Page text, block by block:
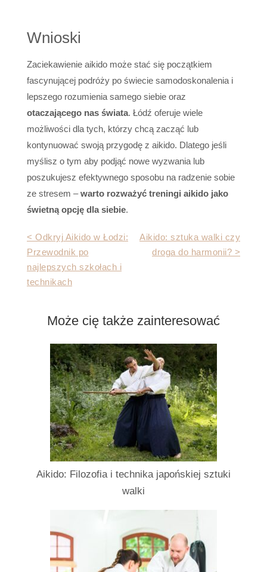
Wnioski
Zaciekawienie aikido może stać się początkiem
fascynującej podróży po świecie samodoskonalenia i
lepszego rozumienia samego siebie oraz
otaczającego nas świata. Łódź oferuje wiele
możliwości dla tych, którzy chcą zacząć lub
kontynuować swoją przygodę z aikido. Dlatego jeśli
myślisz o tym aby podjąć nowe wyzwania lub
poszukujesz efektywnego sposobu na radzenie sobie
ze stresem –warto rozważyć treningi aikido jako
świetną opcję dla siebie.
Nawigacja
wpisu
< Odkryj Aikido w Łodzi:
Przewodnik po
najlepszych szkołach i
technikach
Aikido: sztuka walki czy
droga do harmonii? >
Może cię także zainteresować
Aikido: Filozofia i technika japońskiej sztuki
walki